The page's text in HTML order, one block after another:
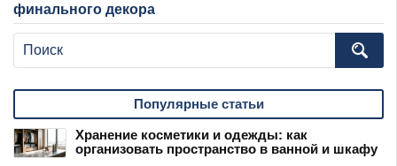
финального декора
Популярные статьи
Хранение косметики и одежды: как
организовать пространство в ванной и шкафу